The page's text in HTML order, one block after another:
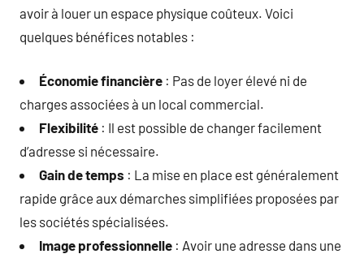
avoir à louer un espace physique coûteux. Voici
quelques bénéfices notables :
Économie financière : Pas de loyer élevé ni de
charges associées à un local commercial.
Flexibilité : Il est possible de changer facilement
d’adresse si nécessaire.
Gain de temps : La mise en place est généralement
rapide grâce aux démarches simplifiées proposées par
les sociétés spécialisées.
Image professionnelle : Avoir une adresse dans une